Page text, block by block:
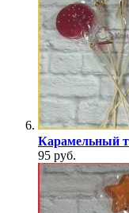
Карамельный
95 руб.